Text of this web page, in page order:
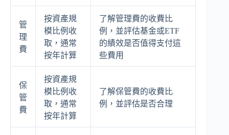
管
理
費
按資產規
模比例收
取，通常
按年計算
了解管理費的收費比
例，並評估基金或ETF
的績效是否值得支付這
些費用
保
管
費
按資產規
模比例收
取，通常
按年計算
了解保管費的收費比
例，並評估是否合理